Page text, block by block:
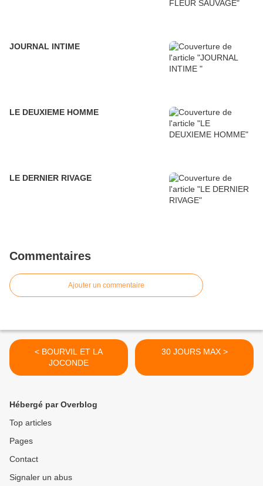
JOURNAL INTIME
LE DEUXIEME HOMME
LE DERNIER RIVAGE
Commentaires
Ajouter un commentaire
< BOURVIL ET LA
JOCONDE
30 JOURS MAX >
Hébergé par Overblog
Top articles
Pages
Contact
Signaler un abus